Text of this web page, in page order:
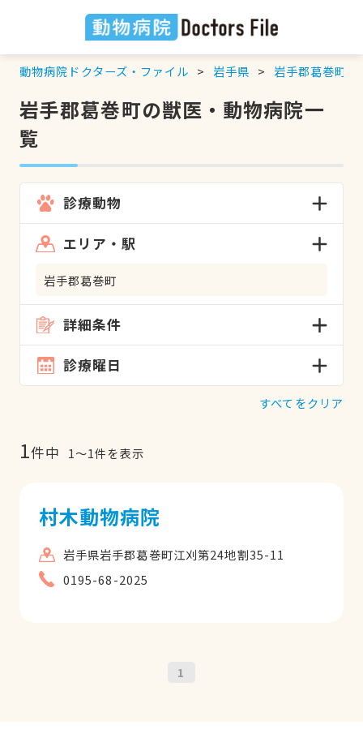
動物病院ドクターズ・ファイル 岩手県 岩手郡葛巻町
岩手郡葛巻町の獣医・動物病院一
覧
診療動物
エリア・駅
岩手郡葛巻町
詳細条件
診療曜日
すべてをクリア
1件中 1〜1件を表示
村木動物病院
岩手県岩手郡葛巻町江刈第24地割35-11
0195-68-2025
1